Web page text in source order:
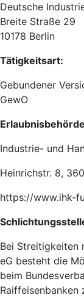
Deutsche
Breite Straße 29
10178 Berlin
Tätigkeitsart:
Gebundener
GewO
Industrie- und
Heinrichstr. 8,
https://www.ihk-
Bei Streitigkeiten
eG besteht die
beim
Raiffeisenbanken